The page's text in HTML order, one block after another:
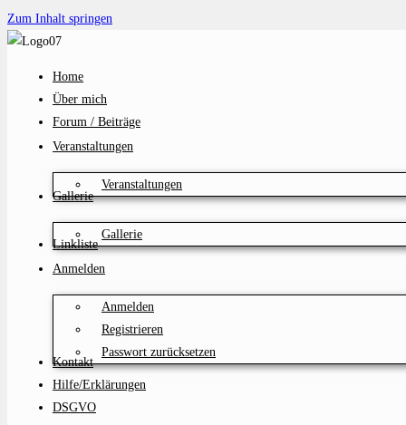
Zum Inhalt springen
Home
Über mich
Forum / Beiträge
Veranstaltungen
Veranstaltungen
Gallerie
Gallerie
Linkliste
Anmelden
Anmelden
Registrieren
Passwort zurücksetzen
Kontakt
Hilfe/Erklärungen
DSGVO